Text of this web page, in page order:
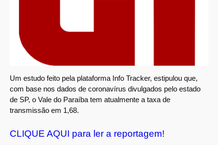
Um estudo feito pela plataforma Info Tracker, estipulou que,
com base nos dados de coronavírus divulgados pelo estado
de SP, o Vale do Paraíba tem atualmente a taxa de
transmissão em 1,68.
CLIQUE AQUI para ler a reportagem!